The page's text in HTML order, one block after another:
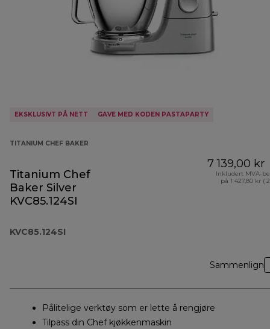
EKSKLUSIVT PÅ NETT GAVE MED KODEN PASTAPARTY
TITANIUM CHEF BAKER
Titanium Chef
Baker Silver
KVC85.124SI
KVC85.124SI
7 139,00 kr
Inkludert MVA-
på 1 427,80 kr (
Sammenlign
Pålitelige verktøy som er lette å rengjøre
Tilpass din Chef kjøkkenmaskin